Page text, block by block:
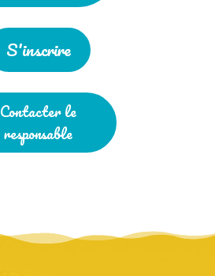
S'inscrire
Contacter le
responsable